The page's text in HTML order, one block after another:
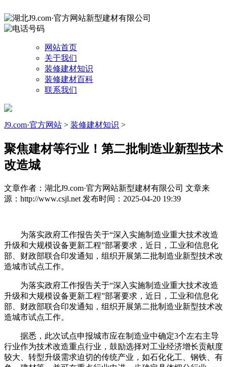
网站首页
关于我们
装修建材知识
装修建材百科
联系我们
J9.com·官方网站 > 装修建材知识 >
聚焦建材等行业！第二批制造业新型技术
改造城
文章作者：湖北J9.com·官方网站新型建材有限公司 文章来
源：http://www.csjl.net 发布时间：2025-04-20 19:39
为落实政府工作报告关于“深入实施制造业重大技术改造
升级和大规模设备更新工程”部署要求，近日，工业和信息化
部、财政部联合印发通知，组织开展第二批制造业新型技术改
造城市试点工作。
为落实政府工作报告关于“深入实施制造业重大技术改造
升级和大规模设备更新工程”部署要求，近日，工业和信息化
部、财政部联合印发通知，组织开展第二批制造业新型技术改
造城市试点工作。
据悉，此次试点申报城市应在制造业中确定3个左右主导
行业作为技术改造重点行业，鼓励选择对工业经济增长贡献度
较大、转型升级需求迫切的传统产业，如石化化工、钢铁、有